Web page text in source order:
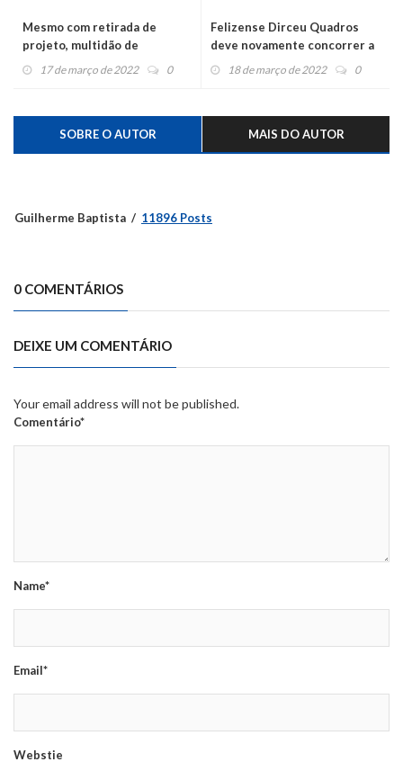
Mesmo com retirada de
projeto, multidão de
professores lota a Câmara
17 de março de 2022 0
Felizense Dirceu Quadros
deve novamente concorrer a
deputado estadual
18 de março de 2022 0
SOBRE O AUTOR MAIS DO AUTOR
Guilherme Baptista 11896 Posts
0 COMENTÁRIOS
DEIXE UM COMENTÁRIO
Your email address will not be published.
Comentário*
Name*
Email*
Webstie